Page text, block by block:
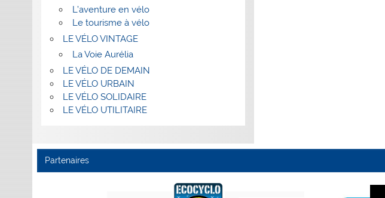
L’aventure en vélo
Le tourisme à vélo
LE VÉLO VINTAGE
La Voie Aurélia
LE VÉLO DE DEMAIN
LE VÉLO URBAIN
LE VÉLO SOLIDAIRE
LE VÉLO UTILITAIRE
Partenaires